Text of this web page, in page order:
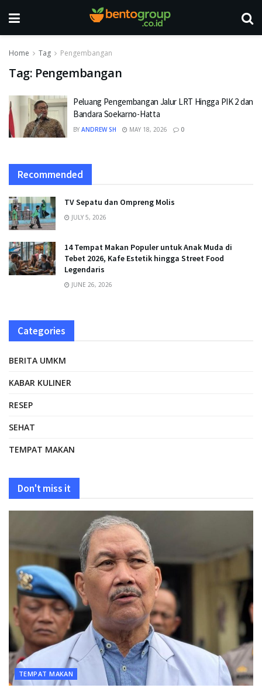
Home Tag Pengembangan
Tag: Pengembangan
Peluang Pengembangan Jalur LRT Hingga PIK 2 dan
Bandara Soekarno-Hatta
BY ANDREW SH MAY 18, 2026 0
Recommended
TV Sepatu dan Ompreng Molis
JULY 5, 2026
14 Tempat Makan Populer untuk Anak Muda di
Tebet 2026, Kafe Estetik hingga Street Food
Legendaris
JUNE 26, 2026
Categories
BERITA UMKM
KABAR KULINER
RESEP
SEHAT
TEMPAT MAKAN
Don't miss it
TEMPAT MAKAN